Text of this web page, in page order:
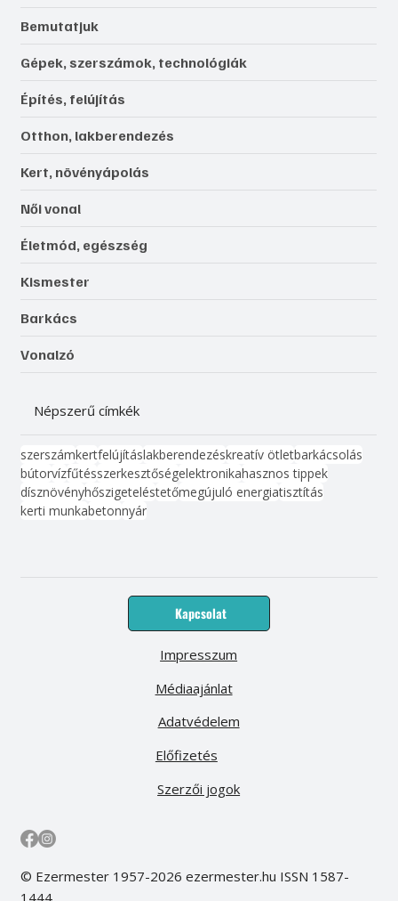
Bemutatjuk
Gépek, szerszámok, technológiák
Építés, felújítás
Otthon, lakberendezés
Kert, növényápolás
Női vonal
Életmód, egészség
Kismester
Barkács
Vonalzó
Népszerű címkék
szerszámkertfelújításlakberendezéskreatív ötletbarkácsolás
bútorvízfűtésszerkesztőségelektronikahasznos tippek
dísznövényhőszigeteléstetőmegújuló energiatisztítás
kerti munkabetonnyár
Kapcsolat
Médiaajánlat
Előfizetés
Impresszum
Adatvédelem
Szerzői jogok
© Ezermester 1957-2026 ezermester.hu ISSN 1587-
1444